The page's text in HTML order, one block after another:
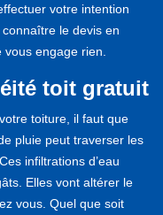
votre intention
le devis en
engage rien.
toit gratuit
toiture, il faut que
pluie peut traverser les
infiltrations d’eau
Elles vont altérer le
vous. Quel que soit